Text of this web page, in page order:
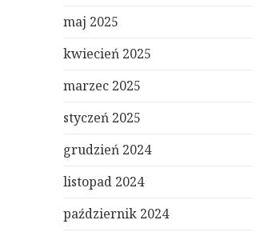
maj 2025
kwiecień 2025
marzec 2025
styczeń 2025
grudzień 2024
listopad 2024
październik 2024